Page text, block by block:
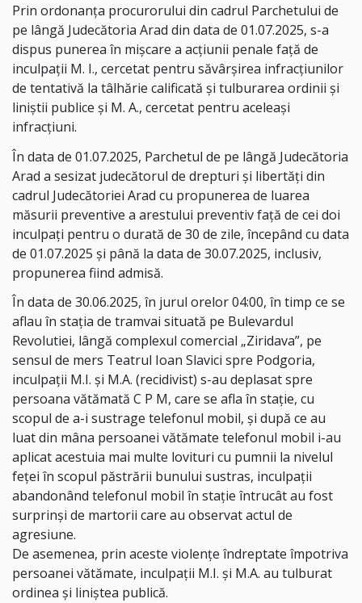
Prin ordonanţa procurorului din cadrul Parchetului de
pe lângă Judecătoria Arad din data de 01.07.2025, s-a
dispus punerea în mişcare a acţiunii penale față de
inculpații M. I., cercetat pentru săvârșirea infracțiunilor
de tentativă la tâlhărie calificată și tulburarea ordinii și
liniștii publice și M. A., cercetat pentru aceleași
infracțiuni.
În data de 01.07.2025, Parchetul de pe lângă Judecătoria
Arad a sesizat judecătorul de drepturi și libertăți din
cadrul Judecătoriei Arad cu propunerea de luarea
măsurii preventive a arestului preventiv față de cei doi
inculpați pentru o durată de 30 de zile, începând cu data
de 01.07.2025 şi până la data de 30.07.2025, inclusiv,
propunerea fiind admisă.
În data de 30.06.2025, în jurul orelor 04:00, în timp ce se
aflau în stația de tramvai situată pe Bulevardul
Revolutiei, lângă complexul comercial „Ziridava”, pe
sensul de mers Teatrul Ioan Slavici spre Podgoria,
inculpații M.I. și M.A. (recidivist) s-au deplasat spre
persoana vătămată C P M, care se afla în stație, cu
scopul de a-i sustrage telefonul mobil, și după ce au
luat din mâna persoanei vătămate telefonul mobil i-au
aplicat acestuia mai multe lovituri cu pumnii la nivelul
feței în scopul păstrării bunului sustras, inculpații
abandonând telefonul mobil în stație întrucât au fost
surprinși de martorii care au observat actul de
agresiune.
De asemenea, prin aceste violențe îndreptate împotriva
persoanei vătămate, inculpații M.I. și M.A. au tulburat
ordinea și liniștea publică.